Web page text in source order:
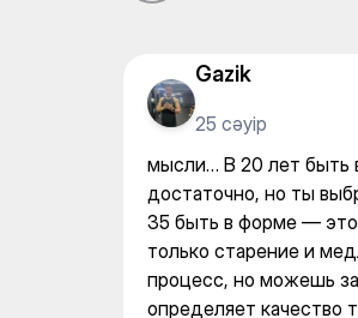
Gazik
25 сәуір
мысли… В 20 лет быть
достаточно, но ты
35 быть в форме —
только старение и
процесс, но можешь
определяет качество